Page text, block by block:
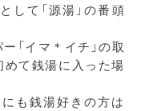
して「源湯」の番頭
「イマ＊イチ」の取
めて銭湯に入った場
も銭湯好きの方は